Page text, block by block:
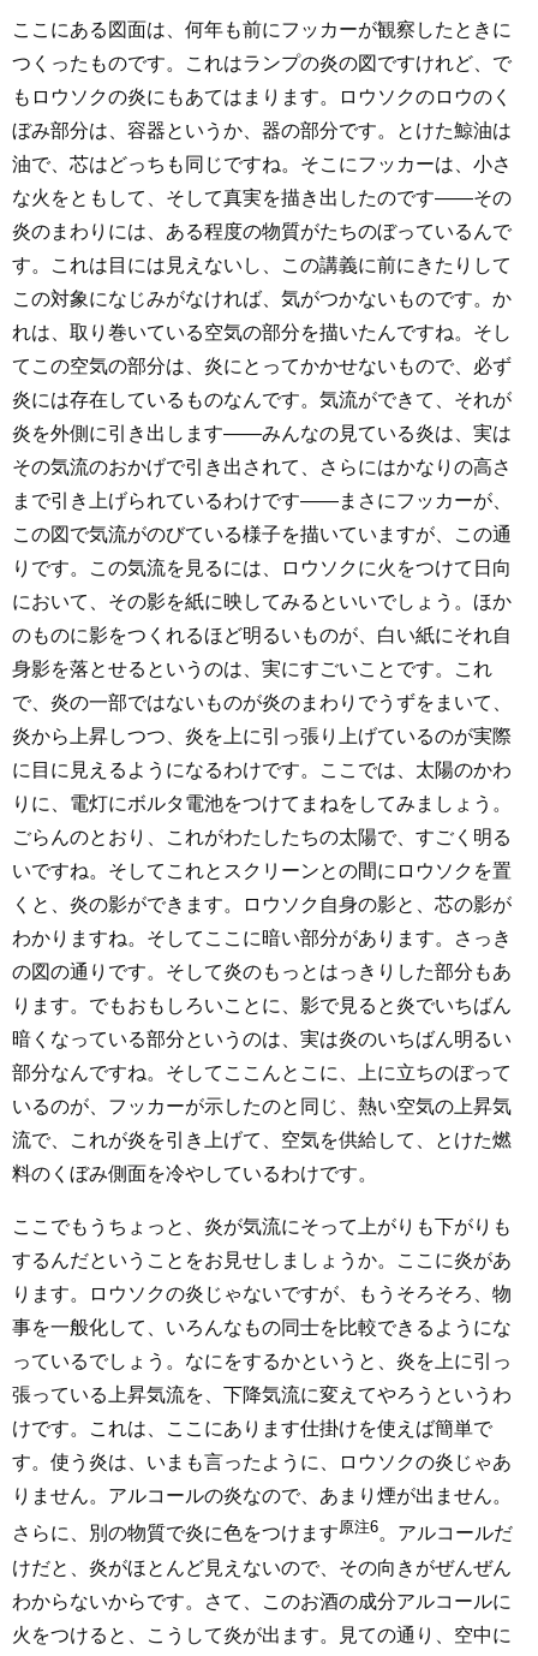
ここにある図面は、何年も前にフッカーが観察したときに
つくったものです。これはランプの炎の図ですけれど、で
もロウソクの炎にもあてはまります。ロウソクのロウのく
ぼみ部分は、容器というか、器の部分です。とけた鯨油は
油で、芯はどっちも同じですね。そこにフッカーは、小さ
な火をともして、そして真実を描き出したのです――その
炎のまわりには、ある程度の物質がたちのぼっているんで
す。これは目には見えないし、この講義に前にきたりして
この対象になじみがなければ、気がつかないものです。か
れは、取り巻いている空気の部分を描いたんですね。そし
てこの空気の部分は、炎にとってかかせないもので、必ず
炎には存在しているものなんです。気流ができて、それが
炎を外側に引き出します――みんなの見ている炎は、実は
その気流のおかげで引き出されて、さらにはかなりの高さ
まで引き上げられているわけです――まさにフッカーが、
この図で気流がのびている様子を描いていますが、この通
りです。この気流を見るには、ロウソクに火をつけて日向
において、その影を紙に映してみるといいでしょう。ほか
のものに影をつくれるほど明るいものが、白い紙にそれ自
身影を落とせるというのは、実にすごいことです。これ
で、炎の一部ではないものが炎のまわりでうずをまいて、
炎から上昇しつつ、炎を上に引っ張り上げているのが実際
に目に見えるようになるわけです。ここでは、太陽のかわ
りに、電灯にボルタ電池をつけてまねをしてみましょう。
ごらんのとおり、これがわたしたちの太陽で、すごく明る
いですね。そしてこれとスクリーンとの間にロウソクを置
くと、炎の影ができます。ロウソク自身の影と、芯の影が
わかりますね。そしてここに暗い部分があります。さっき
の図の通りです。そして炎のもっとはっきりした部分もあ
ります。でもおもしろいことに、影で見ると炎でいちばん
暗くなっている部分というのは、実は炎のいちばん明るい
部分なんですね。そしてここんとこに、上に立ちのぼって
いるのが、フッカーが示したのと同じ、熱い空気の上昇気
流で、これが炎を引き上げて、空気を供給して、とけた燃
料のくぼみ側面を冷やしているわけです。
ここでもうちょっと、炎が気流にそって上がりも下がりも
するんだということをお見せしましょうか。ここに炎があ
ります。ロウソクの炎じゃないですが、もうそろそろ、物
事を一般化して、いろんなもの同士を比較できるようにな
っているでしょう。なにをするかというと、炎を上に引っ
張っている上昇気流を、下降気流に変えてやろうというわ
けです。これは、ここにあります仕掛けを使えば簡単で
す。使う炎は、いまも言ったように、ロウソクの炎じゃあ
りません。アルコールの炎なので、あまり煙が出ません。
さらに、別の物質で炎に色をつけます原注6。アルコールだ
けだと、炎がほとんど見えないので、その向きがぜんぜん
わからないからです。さて、このお酒の成分アルコールに
火をつけると、こうして炎が出ます。見ての通り、空中に